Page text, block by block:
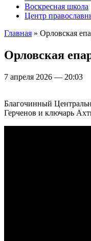
Воскресная школа
Центр
Главная » Орловская
Орловская
7 апреля 2026 — 20:03
Благочинный
Герченов и ключарь